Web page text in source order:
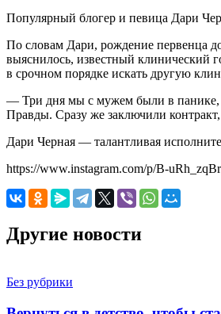
Популярный блогер и певица Дари
По словам Дари, рождение первенца
выяснилось, известный клинический
в срочном порядке искать другую
— Три дня мы с мужем были в панике,
Правды. Сразу же заключили
Дари Черная — талантливая
https://www.instagram.com/p/B-
Другие новости
Без рубрики